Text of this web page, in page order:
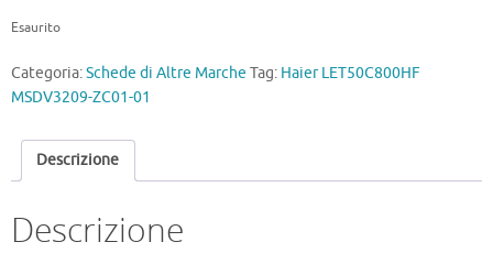
Esaurito
Categoria:Schede di Altre Marche Tag: Haier LET50C800HF
MSDV3209-ZC01-01
Descrizione
Descrizione